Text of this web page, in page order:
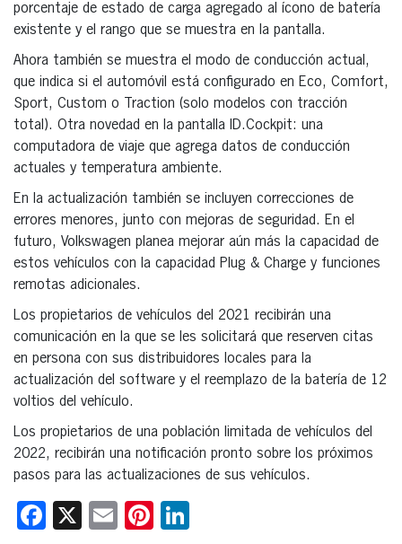
porcentaje de estado de carga agregado al ícono de batería
existente y el rango que se muestra en la pantalla.
Ahora también se muestra el modo de conducción actual,
que indica si el automóvil está configurado en Eco, Comfort,
Sport, Custom o Traction (solo modelos con tracción
total). Otra novedad en la pantalla ID.Cockpit: una
computadora de viaje que agrega datos de conducción
actuales y temperatura ambiente.
En la actualización también se incluyen correcciones de
errores menores, junto con mejoras de seguridad. En el
futuro, Volkswagen planea mejorar aún más la capacidad de
estos vehículos con la capacidad Plug & Charge y funciones
remotas adicionales.
Los propietarios de vehículos del 2021 recibirán una
comunicación en la que se les solicitará que reserven citas
en persona con sus distribuidores locales para la
actualización del software y el reemplazo de la batería de 12
voltios del vehículo.
Los propietarios de una población limitada de vehículos del
2022, recibirán una notificación pronto sobre los próximos
pasos para las actualizaciones de sus vehículos.
Facebook
X EmailPinterest